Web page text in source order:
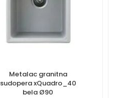
Metalac granitna
sudopera xQuadro_40
bela Ø90